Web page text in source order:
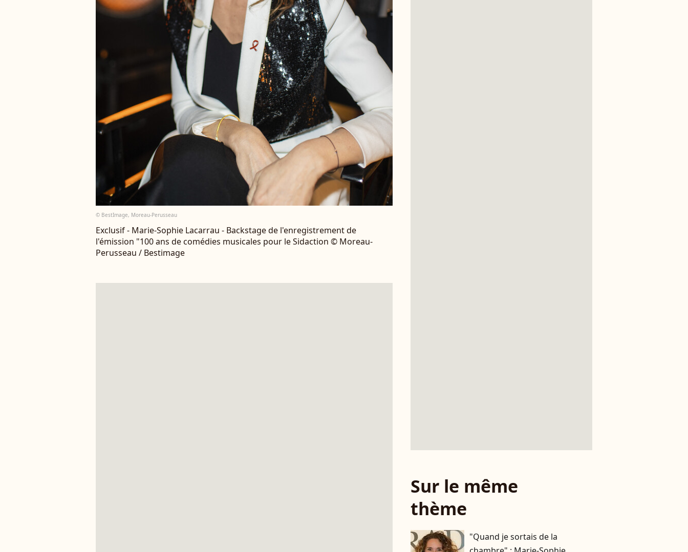
© BestImage, Moreau-Perusseau
Exclusif - Marie-Sophie Lacarrau - Backstage de l'enregistrement de
l'émission "100 ans de comédies musicales pour le Sidaction © Moreau-
Perusseau / Bestimage
Sur le même
thème
"Quand je sortais de la